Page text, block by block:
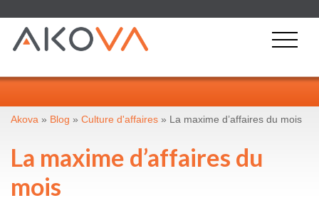
Akova » Blog » Culture d'affaires » La maxime d’affaires du mois
La maxime d’affaires du
mois